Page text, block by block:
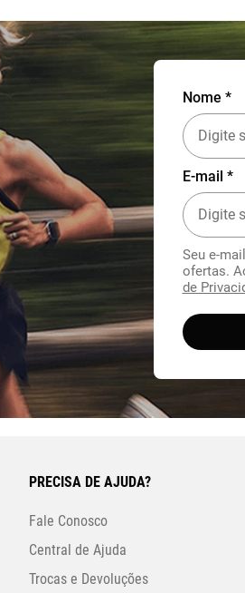
Nome *
E-mail *
Seu e-
ofertas.
de
PRECISA DE AJUDA?
Fale Conosco
Central de Ajuda
Trocas e Devoluções